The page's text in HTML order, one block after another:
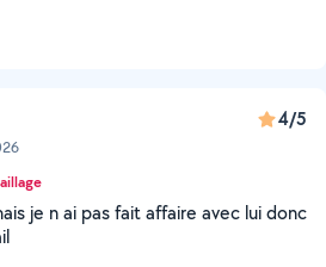
4/5
je n ai pas fait affaire avec lui donc